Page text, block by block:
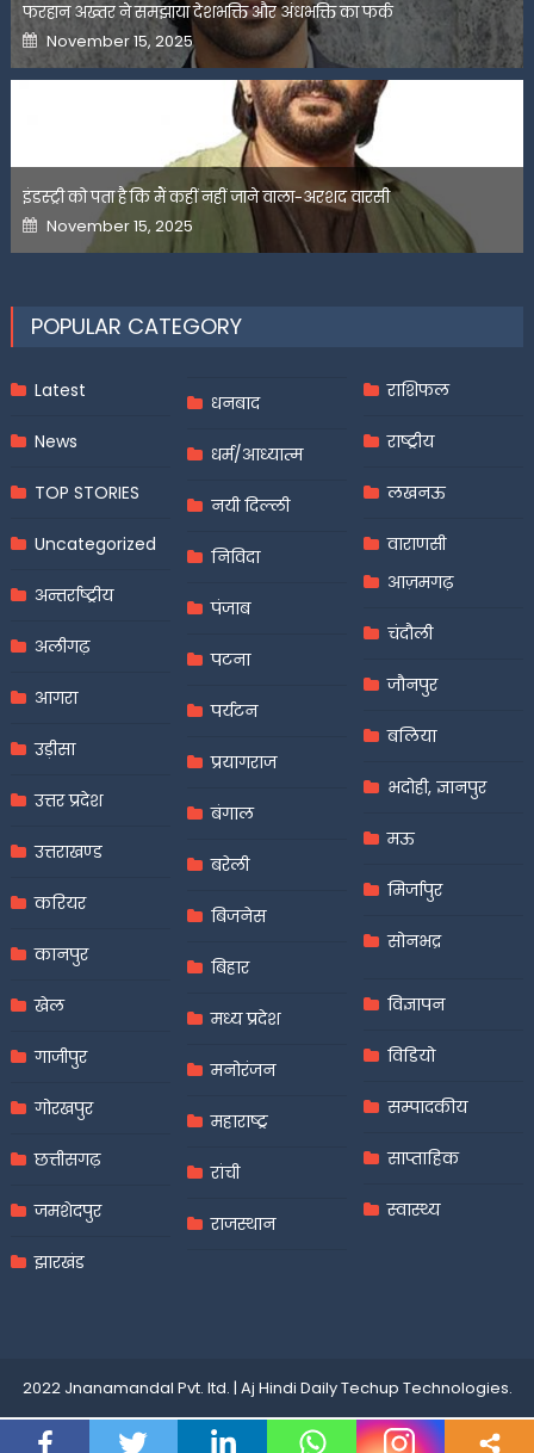
फरहान अख्तर ने समझाया देशभक्ति और अंधभक्ति का फर्क
Posted
on
November 15, 2025
इंडस्ट्री को पता है कि मैं कहीं नहीं जाने वाला-अरशद वारसी
Posted
on
November 15, 2025
POPULAR CATEGORY
Latest
News
TOP STORIES
Uncategorized
अन्तर्राष्ट्रीय
अलीगढ़
आगरा
उड़ीसा
उत्तर प्रदेश
उत्तराखण्ड
करियर
कानपुर
खेल
गाजीपुर
गोरखपुर
छत्तीसगढ़
जमशेदपुर
झारखंड
धनबाद
धर्म/आध्यात्म
नयी दिल्ली
निविदा
पंजाब
पटना
पर्यटन
प्रयागराज
बंगाल
बरेली
बिजनेस
बिहार
मध्य प्रदेश
मनोरंजन
महाराष्ट्र
रांची
राजस्थान
राशिफल
राष्ट्रीय
लखनऊ
वाराणसी
आज़मगढ़
चंदौली
जौनपुर
बलिया
भदोही, ज्ञानपुर
मऊ
मिर्जापुर
सोनभद्र
विज्ञापन
विडियो
सम्पादकीय
साप्ताहिक
स्वास्थ्य
2022 Jnanamandal Pvt. ltd. | Aj Hindi DailyTechup Technologies.